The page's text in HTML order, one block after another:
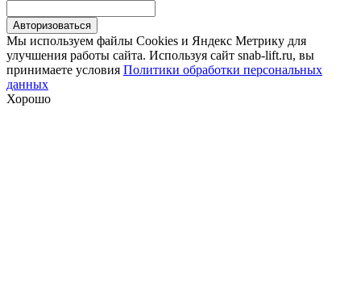
Авторизоваться
Мы используем файлы Сookies и Яндекс Метрику для
улучшения работы сайта. Используя сайт snab-lift.ru, вы
принимаете условия Политики обработки персональных
данных
Хорошо